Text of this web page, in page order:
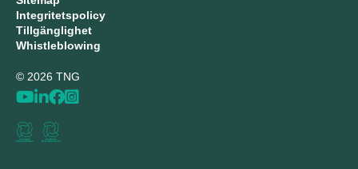
Integritetspolicy
Tillgänglighet
Whistleblowing
© 2026 TNG